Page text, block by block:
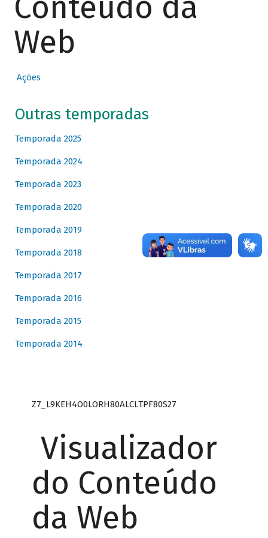
Web
Ações
Outras temporadas
Temporada 2025
Temporada 2024
Temporada 2023
Temporada 2020
Temporada 2019
Temporada 2018
Temporada 2017
Temporada 2016
Temporada 2015
Temporada 2014
Z7_L9KEH4O0LORH80ALCLTPF80S27
Visualizador
do Conteúdo
da Web